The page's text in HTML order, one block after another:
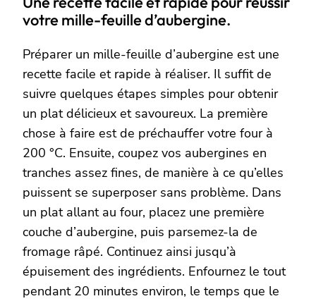
votre mille-feuille d’aubergine.
Préparer un mille-feuille d’aubergine est une
recette facile et rapide à réaliser. Il suffit de
suivre quelques étapes simples pour obtenir
un plat délicieux et savoureux. La première
chose à faire est de préchauffer votre four à
200 °C. Ensuite, coupez vos aubergines en
tranches assez fines, de manière à ce qu’elles
puissent se superposer sans problème. Dans
un plat allant au four, placez une première
couche d’aubergine, puis parsemez-la de
fromage râpé. Continuez ainsi jusqu’à
épuisement des ingrédients. Enfournez le tout
pendant 20 minutes environ, le temps que le